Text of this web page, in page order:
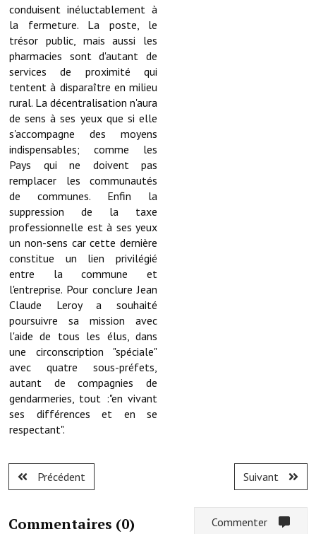
Le foyer rural
Le club de l'amitié
Le comité des fêtes
L'association Avotra-France
Le foyer de la Planquette
L'association des anciens combattants
L'association des anciens sapeurs-pompiers volontaires
Village sportif
L'US Crequy Fressin
La société de chasse
La société de pêche
Le sport au foyer rural
Les foulées Fressinoises
Fêtes et manifestations
Le calendrier annuel
TOURISME, PATRIMOINE
Fressin, ville d'histoire
conduisent inéluctablement à
la fermeture. La poste, le
trésor public, mais aussi les
pharmacies sont d'autant de
services de proximité qui
tentent à disparaître en milieu
rural. La décentralisation n'aura
de sens à ses yeux que si elle
s'accompagne des moyens
indispensables; comme les
Pays qui ne doivent pas
remplacer les communautés
de communes. Enfin la
suppression de la taxe
professionnelle est à ses yeux
un non-sens car cette dernière
constitue un lien privilégié
entre la commune et
l'entreprise. Pour conclure Jean
Claude Leroy a souhaité
poursuivre sa mission avec
l'aide de tous les élus, dans
une circonscription "spéciale"
avec quatre sous-préfets,
autant de compagnies de
gendarmeries, tout :"en vivant
ses différences et en se
respectant".
Précédent Suivant
Commentaires (0)